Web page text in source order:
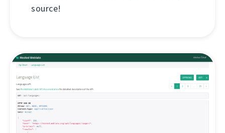
source!